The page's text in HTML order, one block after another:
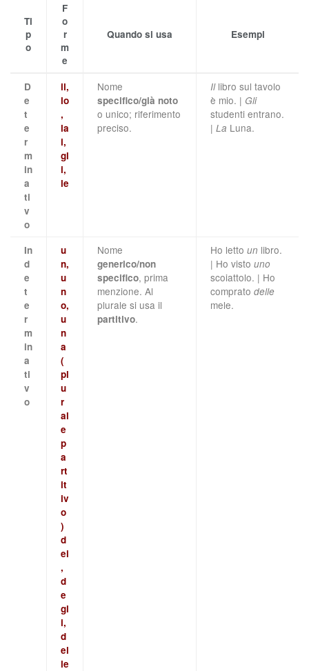
Ti
p
o
F
o
r
m
e
Quando si usa Esempi
D
e
t
e
r
m
in
a
ti
v
o
il,
lo
,
la
i,
gl
i,
le
Nome
specifico/già noto
o unico; riferimento
preciso.
Illibro sul tavolo
è mio. | Gli
studenti entrano.
| La Luna.
In
d
e
t
e
r
m
in
a
ti
v
o
u
n,
u
n
o,
u
n
a
(
pl
u
r
al
e
p
a
rt
it
iv
o
)
d
ei
,
d
e
gl
i,
d
el
le
Nome
generico/non
specifico, prima
menzione. Al
plurale si usa il
partitivo.
Ho letto un libro.
| Ho visto uno
scoiattolo. | Ho
comprato delle
mele.